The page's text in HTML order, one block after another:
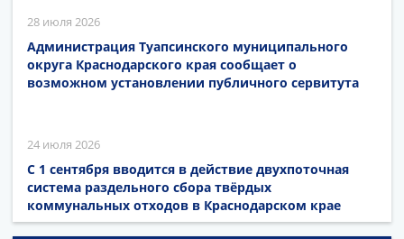
28 июля 2026
Администрация Туапсинского муниципального
округа Краснодарского края сообщает о
возможном установлении публичного сервитута
24 июля 2026
С 1 сентября вводится в действие двухпоточная
система раздельного сбора твёрдых
коммунальных отходов в Краснодарском крае